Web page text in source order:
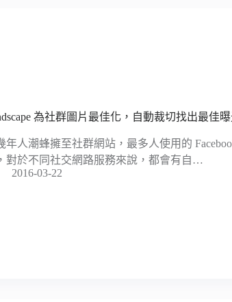
為社群圖片最佳化，自動裁切找出最佳
年人潮蜂擁至社群網站，最多人使用的
對於不同社交網路服務來說，都會有自…
2016-03-22